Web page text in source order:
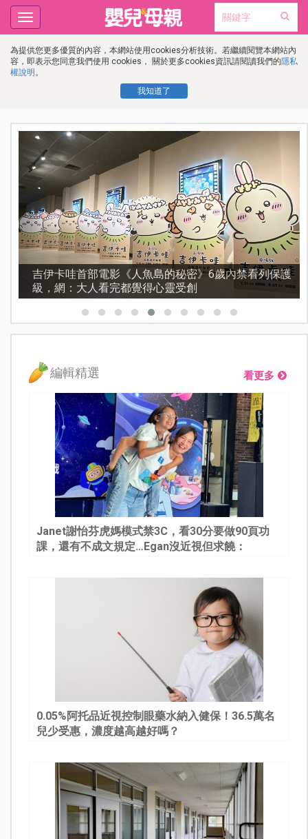
為提供您更多優質的內容，本網站使用cookies分析技術。若繼續閱覽本網站內
容，即表示您同意我們使用 cookies， 關於更多cookies資訊請閱讀我們的隱私
權說明 。
我知道了
Toggle
navigation
資優教育15問！師鐸獎名師陳宥妤：資優教育的核心，
不是成績而是讀懂孩子的心理準備度
編輯精選 看更多
Janet謝怡芬虎媽模式禁3C，看30分要做90頁功
課，還有不成文規定…Egan沒近視但求饒：
0.05%阿托品近視控制眼藥水納入健保！36.5萬名
兒少受惠，濃度越高越好嗎？